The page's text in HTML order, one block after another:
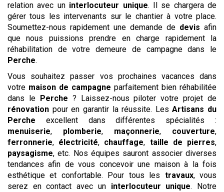
relation avec un interlocuteur unique. Il se chargera de
gérer tous les intervenants sur le chantier à votre place.
Soumettez-nous rapidement une demande de devis afin
que nous puissions prendre en charge rapidement la
réhabilitation de votre demeure de campagne dans le
Perche.
Vous souhaitez passer vos prochaines vacances dans
votre maison de campagne parfaitement bien réhabilitée
dans le
Perche ? Laissez-nous piloter votre projet de
rénovation pour en garantir la réussite. LesArtisans du
Perche excellent dans différentes spécialités :
menuiserie, plomberie, maçonnerie, couverture,
ferronnerie, électricité, chauffage, taille de pierres,
paysagisme, etc. Nos équipes sauront associer diverses
tendances afin de vous concevoir une maison à la fois
esthétique et confortable. Pour tous les travaux, vous
serez en contact avec un interlocuteur unique. Notre